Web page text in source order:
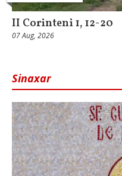
II Corinteni 1, 12-20
07 Aug, 2026
Sinaxar